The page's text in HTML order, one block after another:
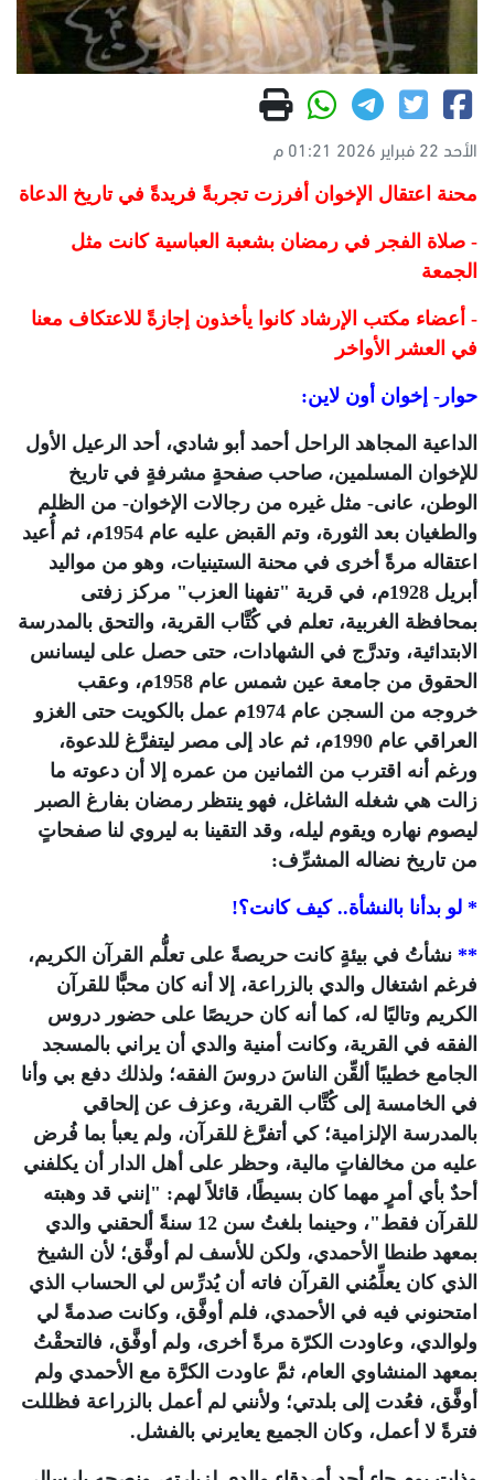
الأحد 22 فبراير 2026 01:21 م
محنة اعتقال الإخوان أفرزت تجربةً فريدةً في تاريخ الدعاة
- صلاة الفجر في رمضان بشعبة العباسية كانت مثل
الجمعة
- أعضاء مكتب الإرشاد كانوا يأخذون إجازةً للاعتكاف معنا
في العشر الأواخر
حوار- إخوان أون لاين:
الداعية المجاهد الراحل أحمد أبو شادي، أحد الرعيل الأول
للإخوان المسلمين، صاحب صفحةٍ مشرفةٍ في تاريخ
الوطن، عانى- مثل غيره من رجالات الإخوان- من الظلم
والطغيان بعد الثورة، وتم القبض عليه عام 1954م، ثم أُعيد
اعتقاله مرةً أخرى في محنة الستينيات، وهو من مواليد
أبريل 1928م، في قرية "تفهنا العزب" مركز زفتى
بمحافظة الغربية، تعلم في كُتَّاب القرية، والتحق بالمدرسة
الابتدائية، وتدرَّج في الشهادات، حتى حصل على ليسانس
الحقوق من جامعة عين شمس عام 1958م، وعقب
خروجه من السجن عام 1974م عمل بالكويت حتى الغزو
العراقي عام 1990م، ثم عاد إلى مصر ليتفرَّغ للدعوة،
ورغم أنه اقترب من الثمانين من عمره إلا أن دعوته ما
زالت هي شغله الشاغل، فهو ينتظر رمضان بفارغ الصبر
ليصوم نهاره ويقوم ليله، وقد التقينا به ليروي لنا صفحاتٍ
من تاريخ نضاله المشرِّف:
* لو بدأنا بالنشأة.. كيف كانت؟!
** نشأتُ في بيئةٍ كانت حريصةً على تعلُّم القرآن الكريم،
فرغم اشتغال والدي بالزراعة، إلا أنه كان محبًّا للقرآن
الكريم وتاليًا له، كما أنه كان حريصًا على حضور دروس
الفقه في القرية، وكانت أمنية والدي أن يراني بالمسجد
الجامع خطيبًا ألقِّن الناسَ دروسَ الفقه؛ ولذلك دفع بي وأنا
في الخامسة إلى كُتَّاب القرية، وعزف عن إلحاقي
بالمدرسة الإلزامية؛ كي أتفرَّغ للقرآن، ولم يعبأ بما فُرض
عليه من مخالفاتٍ مالية، وحظر على أهل الدار أن يكلفني
أحدٌ بأي أمرٍ مهما كان بسيطًا، قائلاً لهم: "إنني قد وهبته
للقرآن فقط"، وحينما بلغتُ سن 12 سنةً ألحقني والدي
بمعهد طنطا الأحمدي، ولكن للأسف لم أوفَّق؛ لأن الشيخ
الذي كان يعلِّمُني القرآن فاته أن يُدرِّس لي الحساب الذي
امتحنوني فيه في الأحمدي، فلم أوفَّق، وكانت صدمةً لي
ولوالدي، وعاودت الكرّة مرةً أخرى، ولم أوفَّق، فالتحقْتُ
بمعهد المنشاوي العام، ثمَّ عاودت الكرَّة مع الأحمدي ولم
أوفَّق، فعُدت إلى بلدتي؛ ولأنني لم أعمل بالزراعة فظللت
فترةً لا أعمل، وكان الجميع يعايرني بالفشل.